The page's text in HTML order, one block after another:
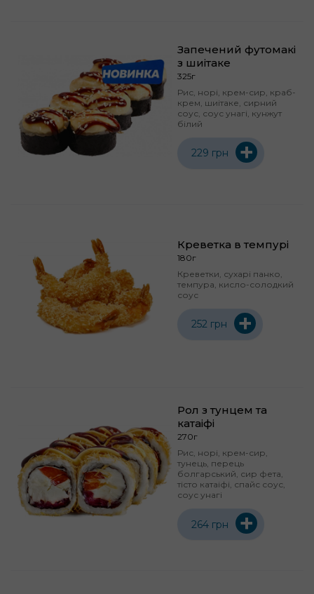
Запечений футомакі
з шиітаке
325г
Рис, норі, крем-сир, краб-
крем, шиітаке, сирний
соус, соус унагі, кунжут
білий
229 грн +
Креветка в темпурі
180г
Креветки, сухарі панко,
темпура, кисло-солодкий
соус
252 грн +
Рол з тунцем та
катаіфі
270г
Рис, норі, крем-сир,
тунець, перець
болгарський, сир фета,
тісто катаіфі, спайс соус,
соус унагі
264 грн +